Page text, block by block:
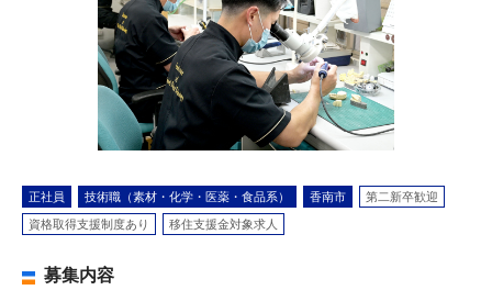
正社員 技術職（素材・化学・医薬・食品系） 香南市 第二新卒歓迎
資格取得支援制度あり 移住支援金対象求人
募集内容